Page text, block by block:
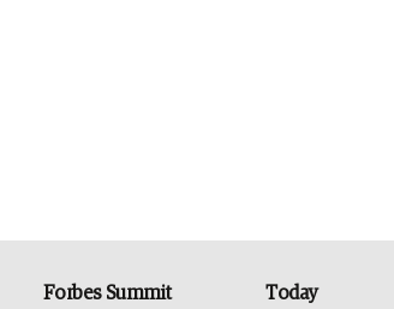
Forbes Summit Today